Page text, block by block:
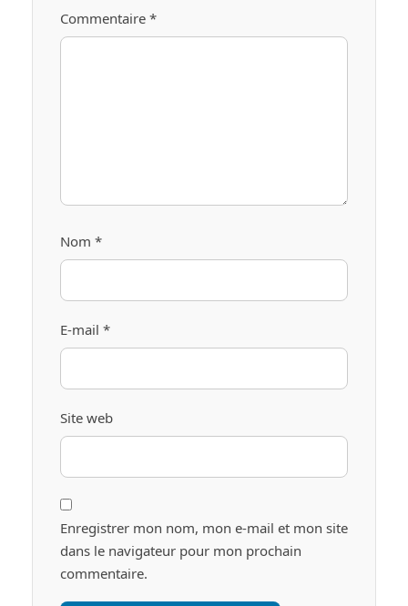
Commentaire *
Nom *
E-mail *
Site web
Enregistrer mon nom, mon e-mail et mon site
dans le navigateur pour mon prochain
commentaire.